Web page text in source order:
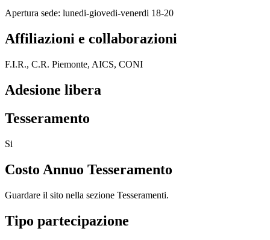
Apertura sede: lunedi-giovedi-venerdi 18-20
Affiliazioni e collaborazioni
F.I.R., C.R. Piemonte, AICS, CONI
Adesione libera
Tesseramento
Si
Costo Annuo Tesseramento
Guardare il sito nella sezione Tesseramenti.
Tipo partecipazione